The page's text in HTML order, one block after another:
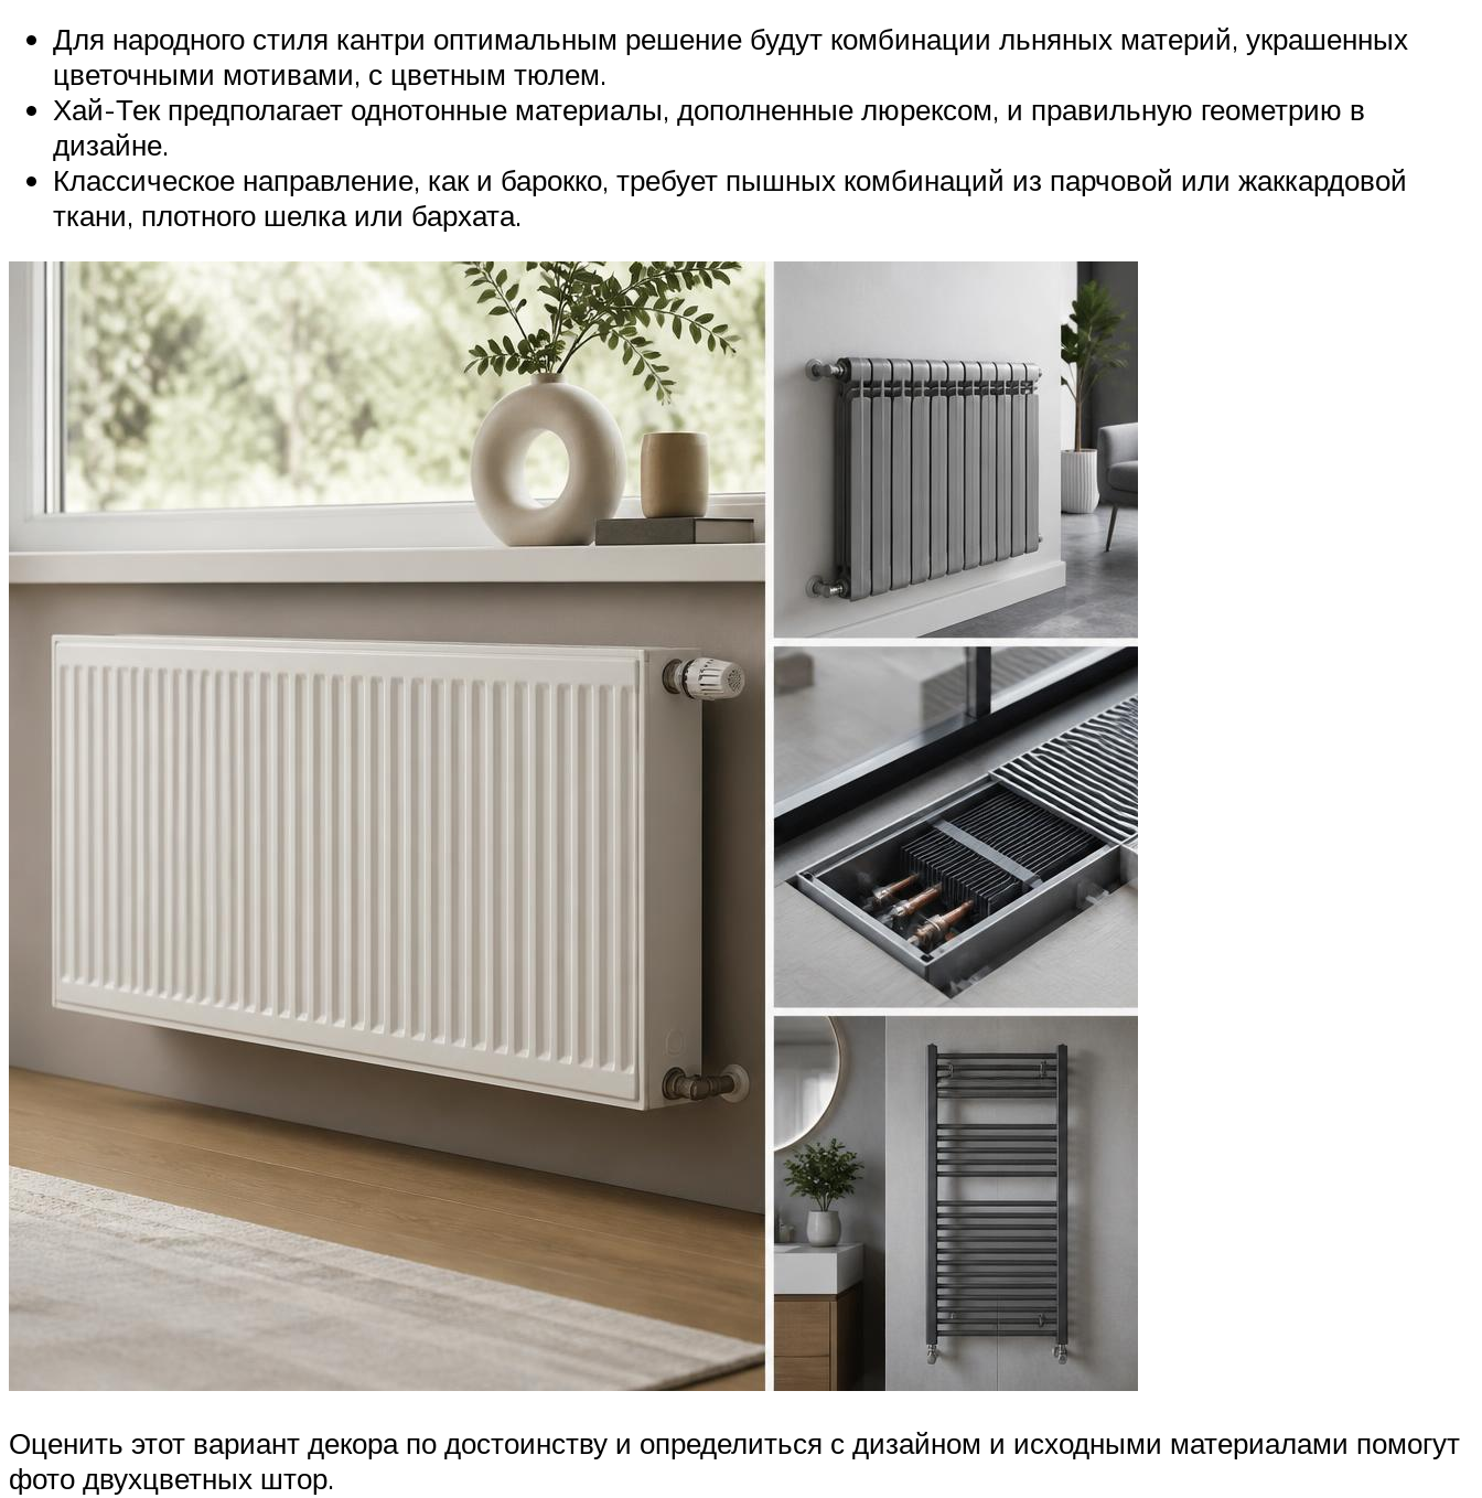
Для народного стиля кантри оптимальным решение будут комбинации льняных материй, украшенных
цветочными мотивами, с цветным тюлем.
Хай-Тек предполагает однотонные материалы, дополненные люрексом, и правильную геометрию в
дизайне.
Классическое направление, как и барокко, требует пышных комбинаций из парчовой или жаккардовой
ткани, плотного шелка или бархата.
Оценить этот вариант декора по достоинству и определиться с дизайном и исходными материалами помогут
фото двухцветных штор.